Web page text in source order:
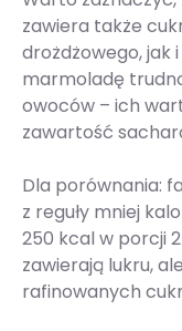
zawiera także
drożdżowego, jak
marmoladę
owoców – ich
zawartość
Dla porównania:
z reguły mniej
250 kcal w porcji
zawierają lukru,
rafinowanych